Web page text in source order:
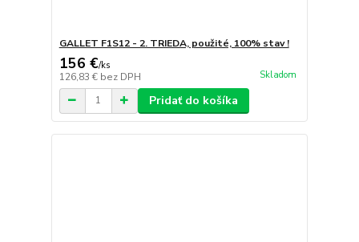
GALLET F1S12 - 2. TRIEDA, použité, 100% stav !
156 €/ks
126,83 € bez DPH Skladom
Pridať do košíka